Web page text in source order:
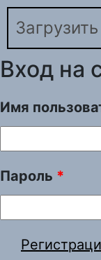
Вход на
Имя
Пароль *